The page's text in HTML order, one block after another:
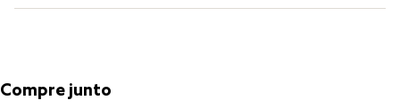
Compre junto